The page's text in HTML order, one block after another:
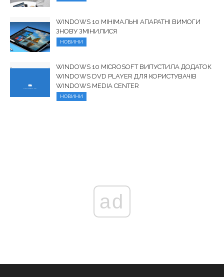
WINDOWS 10 МІНІМАЛЬНІ АПАРАТНІ ВИМОГИ
ЗНОВУ ЗМІНИЛИСЯ
НОВИНИ
WINDOWS 10 MICROSOFT ВИПУСТИЛА ДОДАТОК
WINDOWS DVD PLAYER ДЛЯ КОРИСТУВАЧІВ
WINDOWS MEDIA CENTER
НОВИНИ
ad